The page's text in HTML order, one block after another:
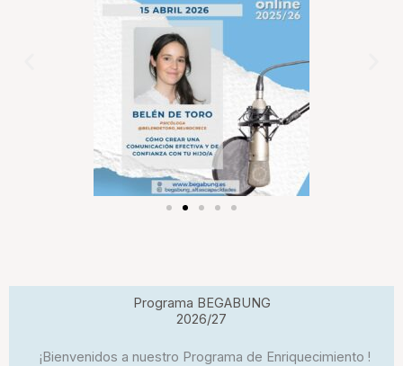
Programa BEGABUNG
2026/27
¡Bienvenidos a nuestro Programa de Enriquecimiento !